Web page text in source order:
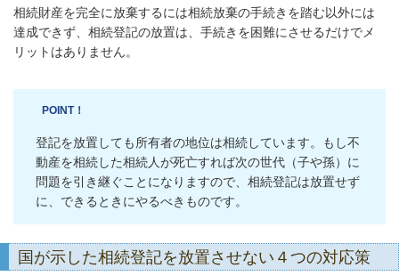
相続財産を完全に放棄するには相続放棄の手続きを踏む以外には
達成できず、相続登記の放置は、手続きを困難にさせるだけでメ
リットはありません。
POINT！
登記を放置しても所有者の地位は相続しています。もし不
動産を相続した相続人が死亡すれば次の世代（子や孫）に
問題を引き継ぐことになりますので、相続登記は放置せず
に、できるときにやるべきものです。
国が示した相続登記を放置させない４つの対応策